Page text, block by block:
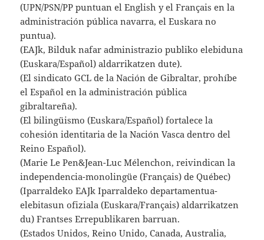
(UPN/PSN/PP puntuan el English y el Français en la
administración pública navarra, el Euskara no
puntua).
(EAJk, Bilduk nafar administrazio publiko elebiduna
(Euskara/Español) aldarrikatzen dute).
(El sindicato GCL de la Nación de Gibraltar, prohíbe
el Español en la administración pública
gibraltareña).
(El bilingüismo (Euskara/Español) fortalece la
cohesión identitaria de la Nación Vasca dentro del
Reino Español).
(Marie Le Pen&Jean-Luc Mélenchon, reivindican la
independencia-monolingüe (Français) de Québec)
(Iparraldeko EAJk Iparraldeko departamentua-
elebitasun ofiziala (Euskara/Français) aldarrikatzen
du) Frantses Errepublikaren barruan.
(Estados Unidos, Reino Unido, Canada, Australia,